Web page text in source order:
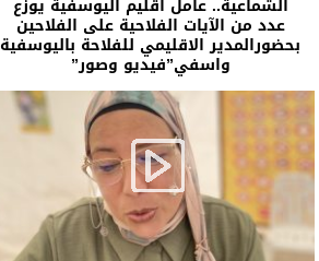
الشماعية.. عامل اقليم اليوسفية يوزع
عدد من الآيات الفلاحية على الفلاحين
بحضورالمدير الاقليمي للفلاحة باليوسفية
واسفي”فيديو وصور”